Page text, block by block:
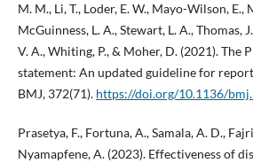
M. M., Li, T., Loder, E. W., Mayo-Wilson, E.,
McGuinness, L. A., Stewart, L. A., Thomas,
V. A., Whiting, P., & Moher, D. (2021). The
statement: An updated guideline for
BMJ, 372(71). https://doi.org/10.1136/
Prasetya, F., Fortuna, A., Samala, A. D.,
Nyamapfene, A. (2023). Effectiveness of